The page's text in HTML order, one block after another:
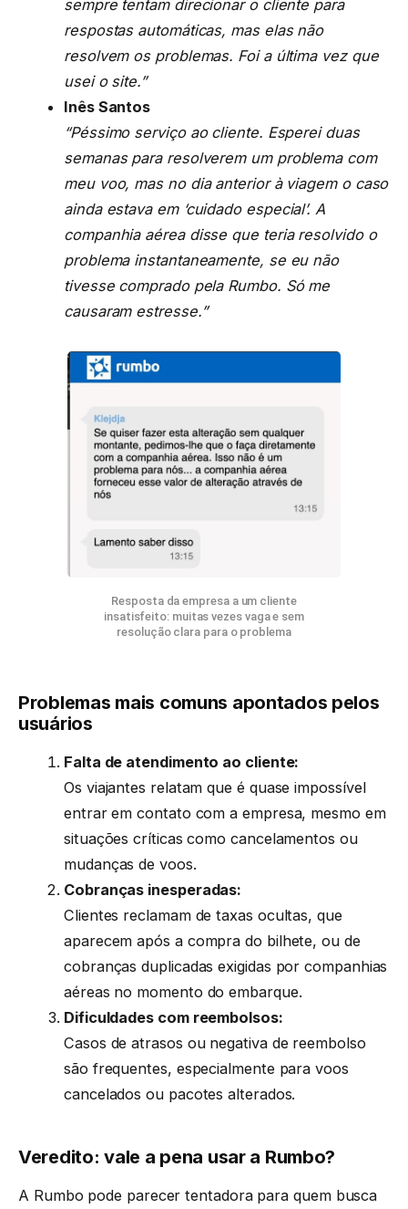
sempre tentam direcionar o cliente para
respostas automáticas, mas elas não
resolvem os problemas. Foi a última vez que
usei o site.”
Inês Santos
“Péssimo serviço ao cliente. Esperei duas
semanas para resolverem um problema com
meu voo, mas no dia anterior à viagem o caso
ainda estava em ‘cuidado especial’. A
companhia aérea disse que teria resolvido o
problema instantaneamente, se eu não
tivesse comprado pela Rumbo. Só me
causaram estresse.”
Resposta da empresa a um cliente
insatisfeito: muitas vezes vaga e sem
resolução clara para o problema
Problemas mais comuns apontados pelos
usuários
Falta de atendimento ao cliente:
Os viajantes relatam que é quase impossível
entrar em contato com a empresa, mesmo em
situações críticas como cancelamentos ou
mudanças de voos.
Cobranças inesperadas:
Clientes reclamam de taxas ocultas, que
aparecem após a compra do bilhete, ou de
cobranças duplicadas exigidas por companhias
aéreas no momento do embarque.
Dificuldades com reembolsos:
Casos de atrasos ou negativa de reembolso
são frequentes, especialmente para voos
cancelados ou pacotes alterados.
Veredito: vale a pena usar a Rumbo?
A Rumbo pode parecer tentadora para quem busca